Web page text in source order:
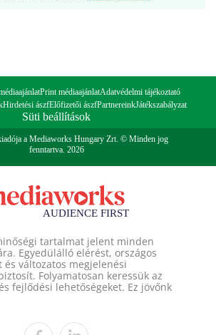
Print médiaajánlatAdatvédelmi tájékoztató
Hirdetési ászfElőfizetői ászfPartnereinkJátékszabályzat
Süti beállítások
a Mediaworks Hungary Zrt. © Minden jog
fenntartva. 2026
tartalmat jelent minden
Egyedülálló elérést, országos
és változatos megjelenési
Folyamatosan keressük az
fejlődési lehetőségeket. Ez jövőnk